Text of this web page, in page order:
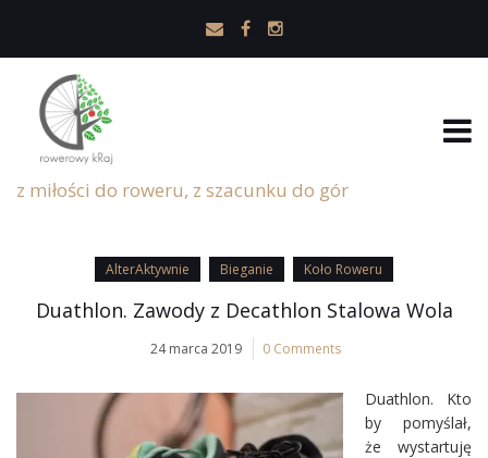
z miłości do roweru, z szacunku do gór
AlterAktywnie Bieganie Koło Roweru
Duathlon. Zawody z Decathlon Stalowa Wola
24 marca 2019 0 Comments
Duathlon. Kto
by pomyślał,
że wystartuję